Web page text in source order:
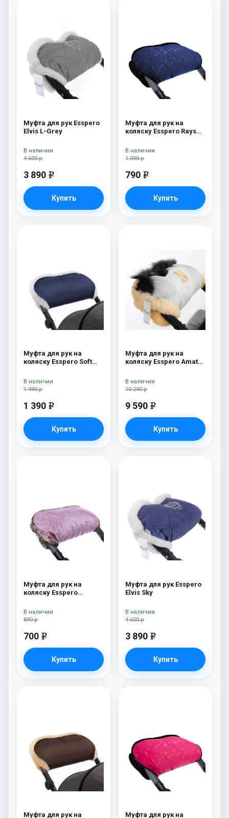
Муфта для рук Esspero
Elvis L-Grey
4 600 р
3 890 e
Купить
В наличии
Муфта для рук на
коляску Esspero Rays
1 090 р
790 e
Купить
В наличии
Муфта для рук на
коляску Esspero Soft
1 990 р
1 390 e
Купить
В наличии
Муфта для рук на
коляску Esspero Amato
10 290 р
9 590 e
Купить
В наличии
Муфта для рук на
коляску Esspero
890 р
700 e
Купить
В наличии
Муфта для рук Esspero
Elvis Sky
4 600 р
3 890 e
Купить
В наличии
Муфта для рук на Муфта для рук на